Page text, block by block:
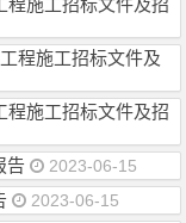
程施工招标文件及招
程施工招标文件及
程施工招标文件及招
告
2023-06-15
2023-06-15